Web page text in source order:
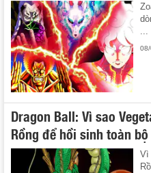
Dragon Ball: Vì sao
Rồng để hồi sinh toàn
Vì